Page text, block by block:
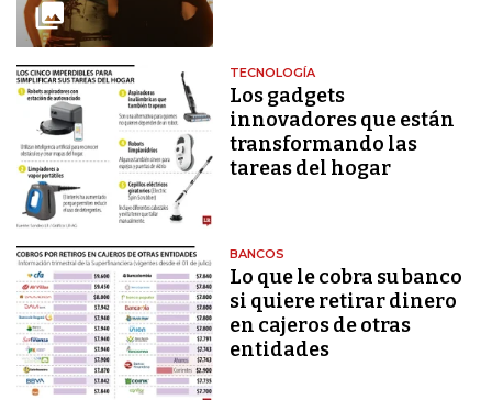
TECNOLOGÍA
Los gadgets
innovadores que están
transformando las
tareas del hogar
BANCOS
Lo que le cobra su banco
si quiere retirar dinero
en cajeros de otras
entidades